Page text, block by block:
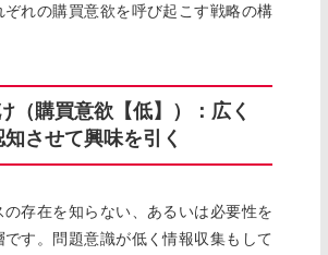
ぞれの購買意欲を呼び起こす戦略の構
（購買意欲【低】）：広く
知させて興味を引く
存在を知らない、あるいは必要性を
す。問題意識が低く情報収集もして